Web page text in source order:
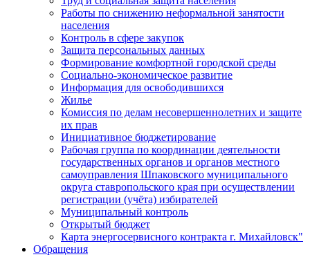
Работы по снижению неформальной занятости
населения
Контроль в сфере закупок
Защита персональных данных
Формирование комфортной городской среды
Социально-экономическое развитие
Информация для освободившихся
Жилье
Комиссия по делам несовершеннолетних и защите
их прав
Инициативное бюджетирование
Рабочая группа по координации деятельности
государственных органов и органов местного
самоуправления Шпаковского муниципального
округа ставропольского края при осуществлении
регистрации (учёта) избирателей
Муниципальный контроль
Открытый бюджет
Карта энергосервисного контракта г. Михайловск"
Обращения